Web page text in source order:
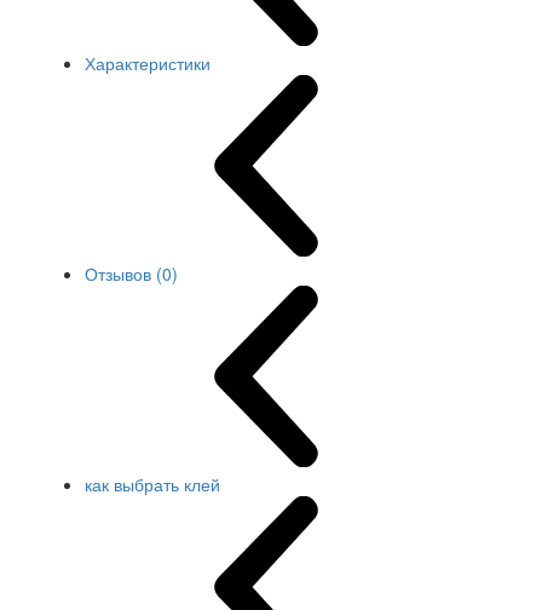
Характеристики
Отзывов (0)
как выбрать клей